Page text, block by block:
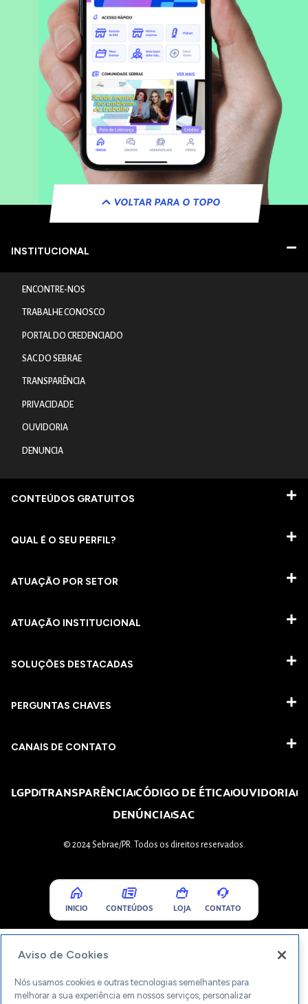
VOLTAR PARA O TOPO
INSTITUCIONAL
ENCONTRE-NOS
TRABALHE CONOSCO
PORTAL DO CREDENCIADO
SAC DO SEBRAE
TRANSPARÊNCIA
PRIVACIDADE
OUVIDORIA
DENUNCIA
CONTEÚDOS GRATUITOS
QUAL É O SEU PERFIL?
ATUAÇÃO POR SETOR
ATUAÇÃO INSTITUCIONAL
SOLUÇÕES DESTACADAS
PERGUNTAS CHAVES​
CANAIS DE CONTATO
LGPDTRANSPARÊNCIACÓDIGO DE ÉTICAOUVIDORIA
DENÚNCIASAC
© 2024 Sebrae/PR. Todos os direitos reservados.
INICIO CONTEÚDOS LOJA CONTATO
Aviso de Cookies
Nós usamos cookies e outras tecnologias semelhantes para
melhorar a sua experiência em nossos serviços, personalizar